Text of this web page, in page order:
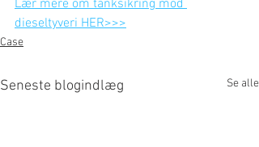
Lær mere om tanksikring mod
dieseltyveri HER>>>
Case
Seneste blogindlæg Se alle